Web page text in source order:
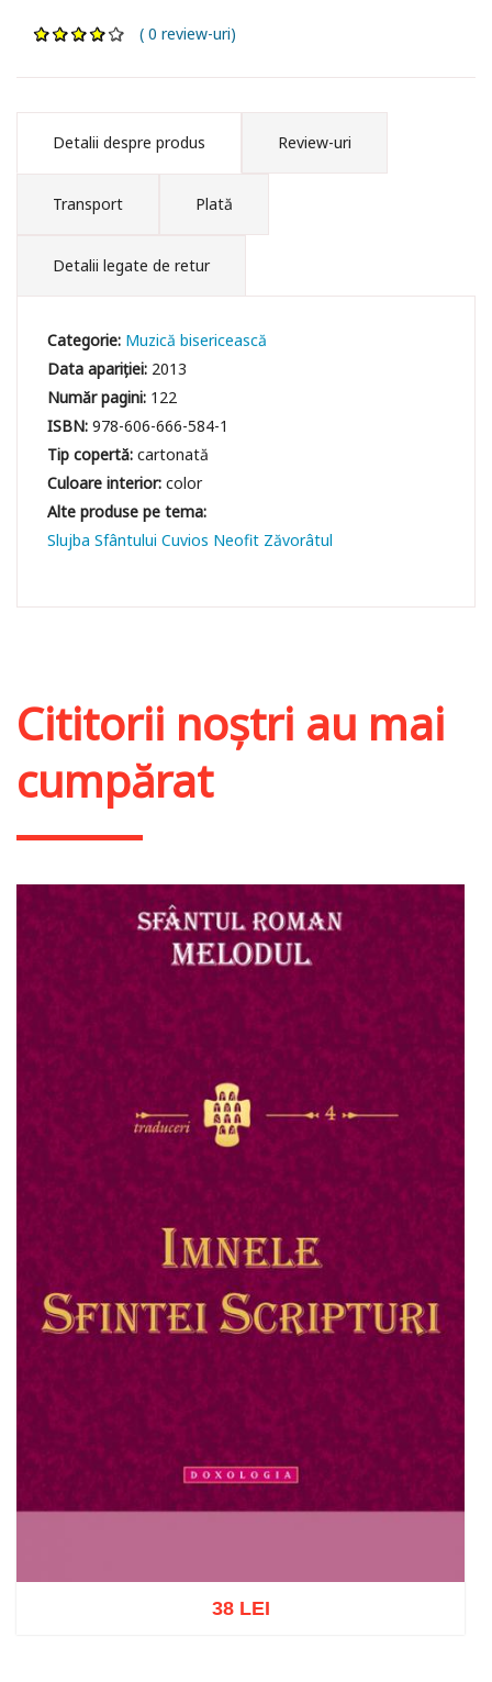
( 0 review-uri)
Detalii despre produs Review-uri
Transport Plată
Detalii legate de retur
Categorie: Muzică bisericească
Data apariției: 2013
Număr pagini: 122
ISBN:978-606-666-584-1
Tip copertă:cartonată
Culoare interior:color
Slujba Sfântului Cuvios Neofit Zăvorâtul
Cititorii noștri au mai
cumpărat
38 LEI